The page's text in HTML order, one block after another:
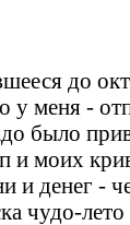
до
у меня -
было
и моих
и денег -
чудо-